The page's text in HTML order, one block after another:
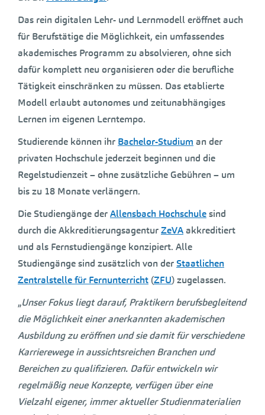
Das rein digitalen Lehr- und Lernmodell eröffnet auch
für Berufstätige die Möglichkeit, ein umfassendes
akademisches Programm zu absolvieren, ohne sich
dafür komplett neu organisieren oder die berufliche
Tätigkeit einschränken zu müssen. Das etablierte
Modell erlaubt autonomes und zeitunabhängiges
Lernen im eigenen Lerntempo.
Studierende können ihr Bachelor-Studium an der
privaten Hochschule jederzeit beginnen und die
Regelstudienzeit – ohne zusätzliche Gebühren – um
bis zu 18 Monate verlängern.
Die Studiengänge derAllensbach Hochschulesind
durch die AkkreditierungsagenturZeVAakkreditiert
und als Fernstudiengänge konzipiert. Alle
Studiengänge sind zusätzlich von derStaatlichen
Zentralstelle für Fernunterricht (ZFU) zugelassen.
„Unser Fokus liegt darauf, Praktikern berufsbegleitend
die Möglichkeit einer anerkannten akademischen
Ausbildung zu eröffnen und sie damit für verschiedene
Karrierewege in aussichtsreichen Branchen und
Bereichen zu qualifizieren. Dafür entwickeln wir
regelmäßig neue Konzepte, verfügen über eine
Vielzahl eigener, immer aktueller Studienmaterialien